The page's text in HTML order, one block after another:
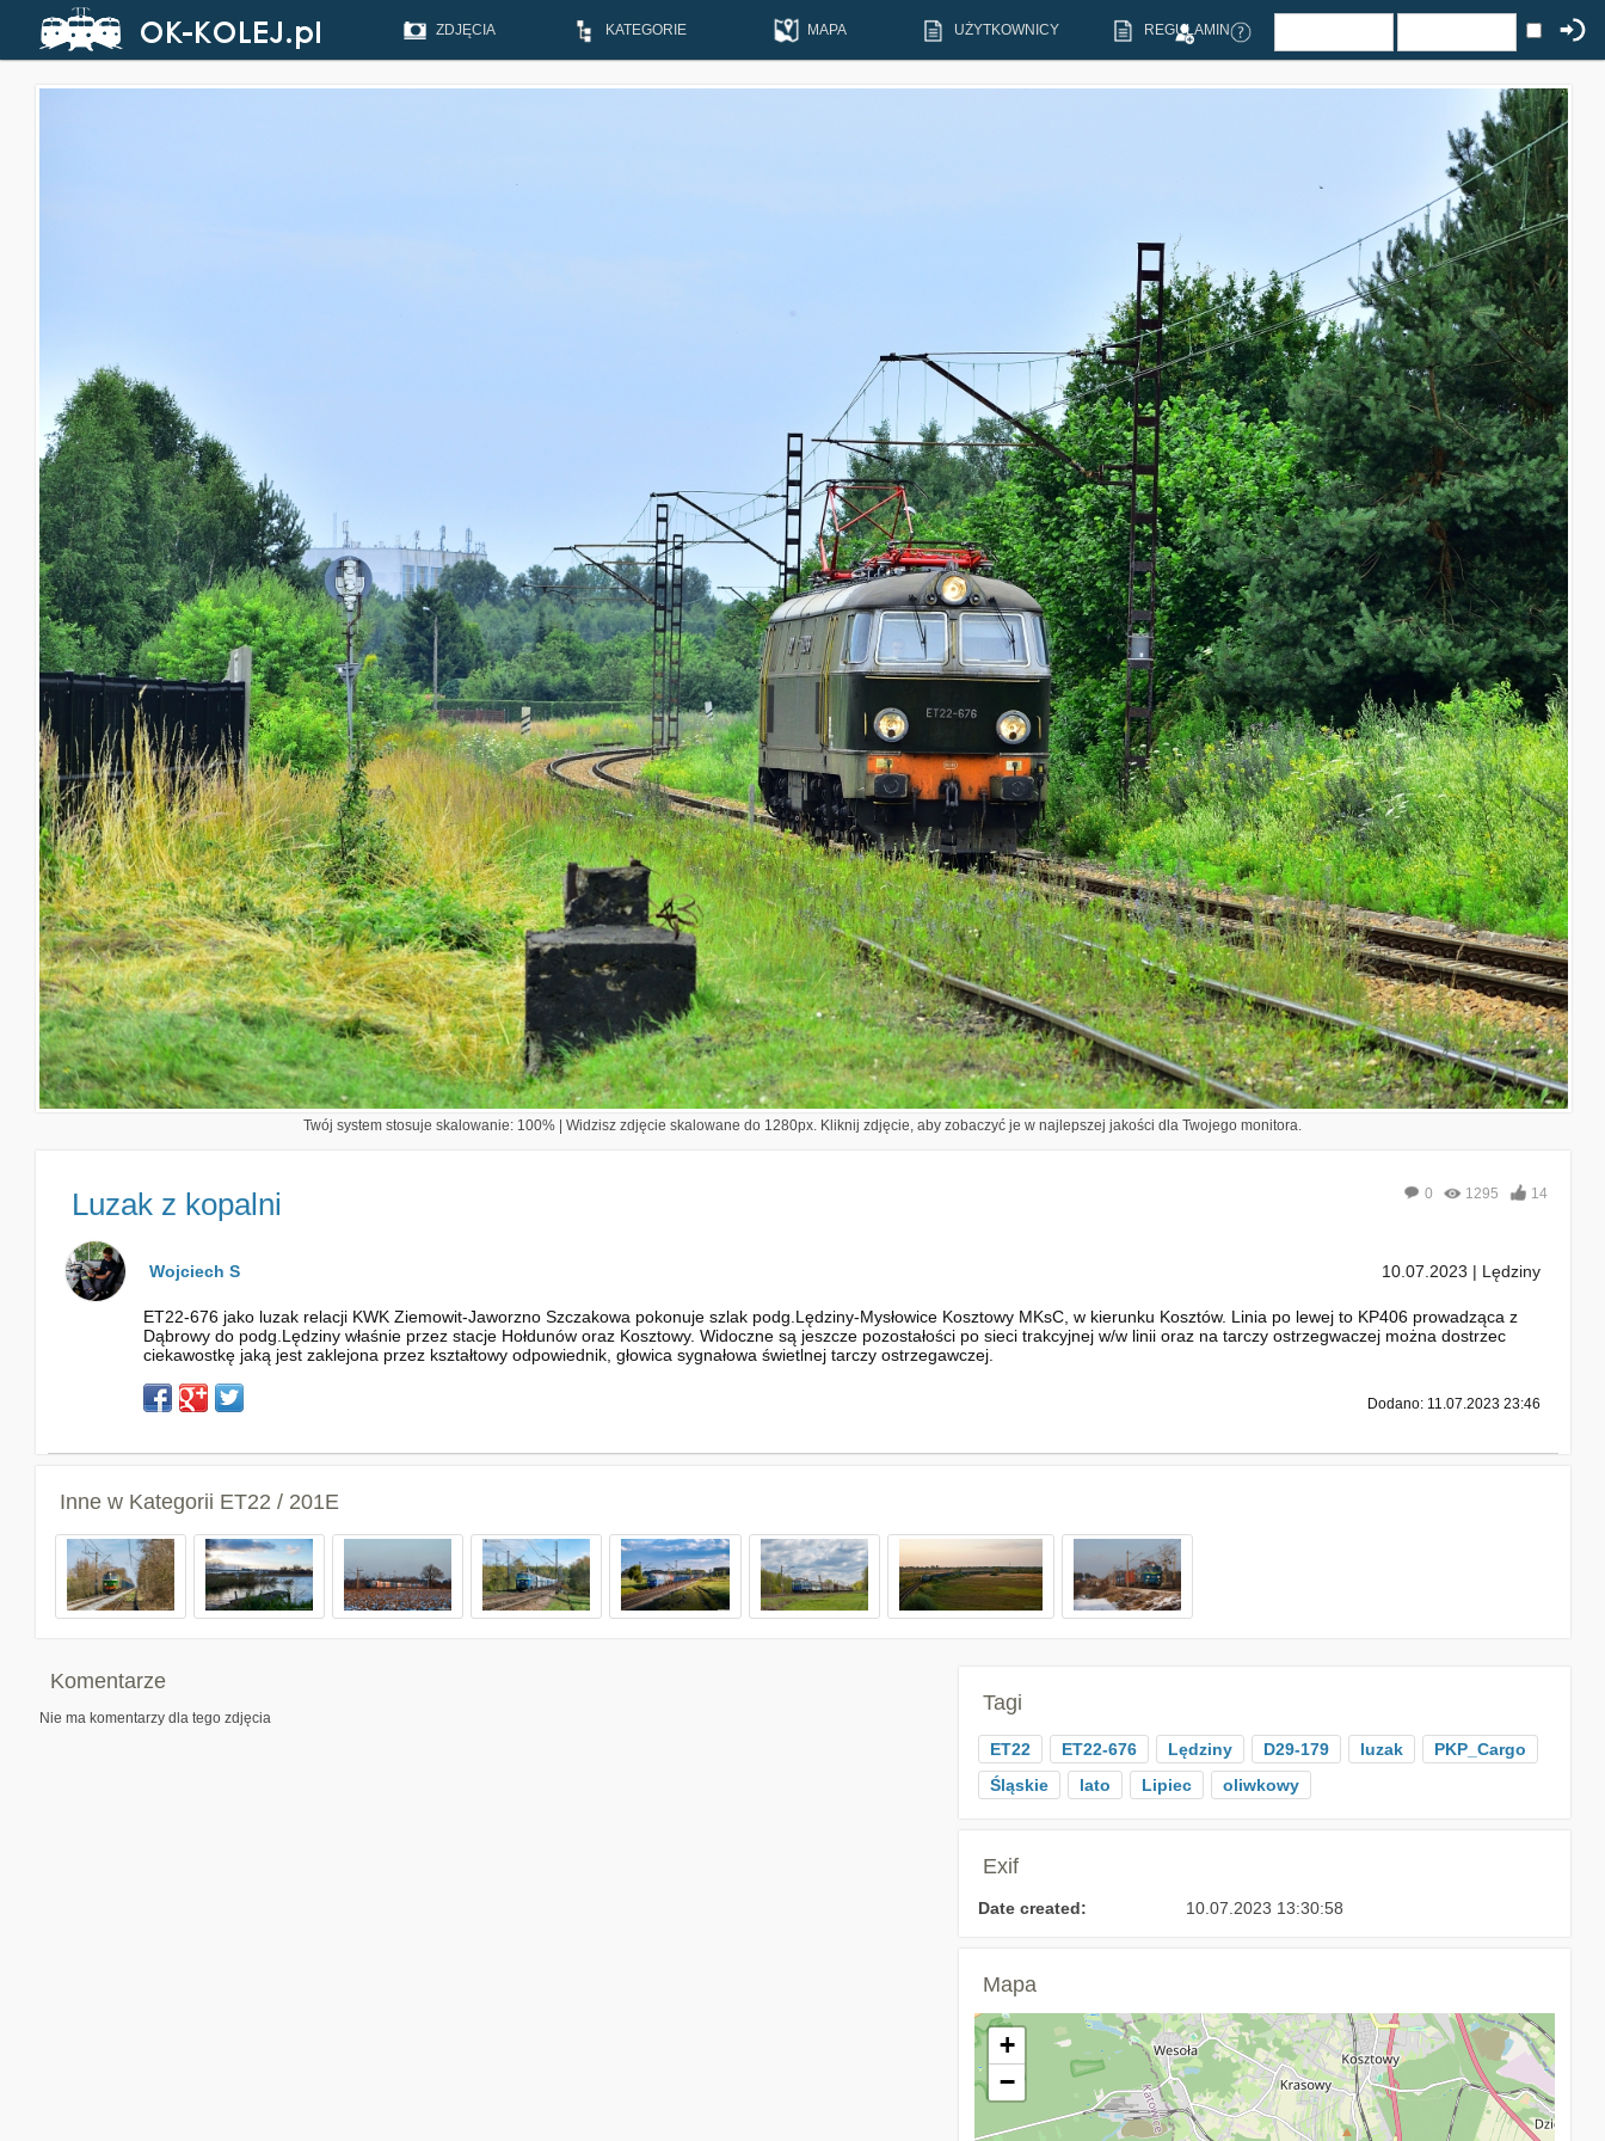
ZDJĘCIA KATEGORIE MAPA UŻYTKOWNICY REGULAMIN
Twój system stosuje skalowanie: 100% | Widzisz zdjęcie skalowane do 1280px. Kliknij zdjęcie, aby zobaczyć je w najlepszej jakości dla Twojego monitora.
Luzak z kopalni 0 1295 14
Wojciech S 10.07.2023 | Lędziny
ET22-676 jako luzak relacji KWK Ziemowit-Jaworzno Szczakowa pokonuje szlak podg.Lędziny-Mysłowice Kosztowy MKsC, w kierunku Kosztów. Linia po lewej to KP406 prowadząca z
Dąbrowy do podg.Lędziny właśnie przez stacje Hołdunów oraz Kosztowy. Widoczne są jeszcze pozostałości po sieci trakcyjnej w/w linii oraz na tarczy ostrzegwaczej można dostrzec
ciekawostkę jaką jest zaklejona przez kształtowy odpowiednik, głowica sygnałowa świetlnej tarczy ostrzegawczej.
Dodano: 11.07.2023 23:46
Inne w Kategorii ET22 / 201E
Komentarze
Nie ma komentarzy dla tego zdjęcia
Tagi
ET22 ET22-676 Lędziny D29-179 luzak
PKP_Cargo
Śląskie
lato Lipiec oliwkowy
Exif
Date created: 10.07.2023 13:30:58
Mapa
+
−